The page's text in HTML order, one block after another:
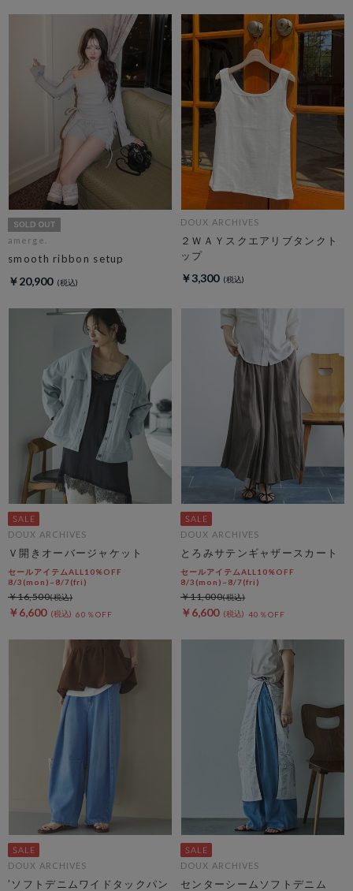
amerge.
smooth ribbon setup
￥20,900
DOUX ARCHIVES
２ＷＡＹスクエアリブタンクト
ップ
￥3,300
DOUX ARCHIVES
Ｖ開きオーバージャケット
セールアイテムALL10%OFF
8/3(mon)~8/7(fri)
￥6,600 60％OFF
￥16,500
DOUX ARCHIVES
とろみサテンギャザースカート
セールアイテムALL10%OFF
8/3(mon)~8/7(fri)
￥6,600 40％OFF
￥11,000
DOUX ARCHIVES
’ソフトデニムワイドタックパン
DOUX ARCHIVES
センターシームソフトデニム